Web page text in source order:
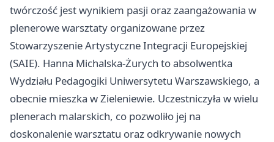
twórczość jest wynikiem pasji oraz zaangażowania w
plenerowe warsztaty organizowane przez
Stowarzyszenie Artystyczne Integracji Europejskiej
(SAIE). Hanna Michalska-Żurych to absolwentka
Wydziału Pedagogiki Uniwersytetu Warszawskiego, a
obecnie mieszka w Zieleniewie. Uczestniczyła w wielu
plenerach malarskich, co pozwoliło jej na
doskonalenie warsztatu oraz odkrywanie nowych